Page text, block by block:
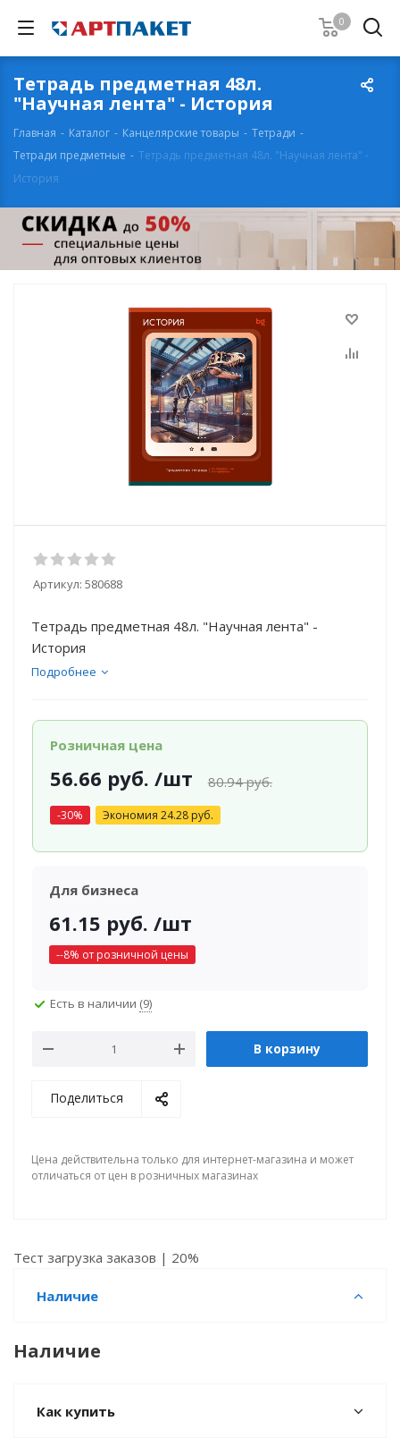
0
Тетрадь предметная 48л.
"Научная лента" - История
Главная - Каталог - Канцелярские товары - Тетради -
Тетради предметные - Тетрадь предметная 48л. "Научная лента" -
История
Артикул: 580688
Тетрадь предметная 48л. "Научная лента" -
История
Подробнее
Розничная цена
56.66 руб. /шт 80.94руб.
-30% Экономия 24.28руб.
Для бизнеса
61.15 руб. /шт
--8% от розничной цены
Есть в наличии (9)
В корзину
Поделиться
Цена действительна только для интернет-магазина и может
отличаться от цен в розничных магазинах
Тест загрузка заказов | 20%
Наличие
Наличие
Как купить